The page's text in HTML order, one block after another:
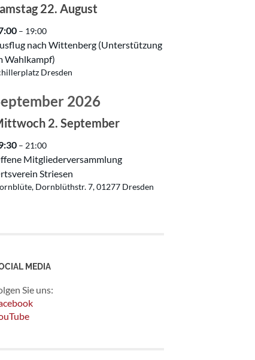
22. August
– 19:00
nach Wittenberg (Unterstützung
Wahlkampf)
Dresden
2026
2. September
– 21:00
Mitgliederversammlung
Striesen
Dornblüthstr. 7, 01277 Dresden
MEDIA
Sie uns: